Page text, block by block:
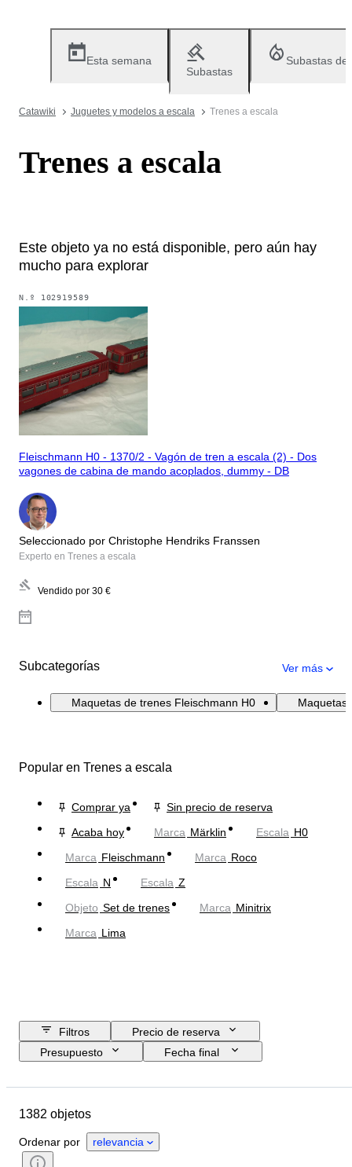
Esta semana
Subastas
Subastas
Catawiki Juguetes y modelos a escala Trenes a escala
Trenes a escala
Este objeto ya no está disponible, pero aún hay
mucho para explorar
N.º 102919589
Fleischmann H0 - 1370/2 - Vagón de tren a escala (2) - Dos
vagones de cabina de mando acoplados, dummy - DB
Seleccionado por Christophe Hendriks Franssen
Experto en Trenes a escala
Vendido por 30 €
Subcategorías Ver más
Maquetas de trenes Fleischmann H0 Maquetas
Popular en Trenes a escala
Comprar ya
Sin precio de reserva
Acaba hoy
Marca Märklin Escala H0
Marca Fleischmann Marca Roco
Escala N Escala Z
Objeto Set de trenes Marca Minitrix
Marca Lima
Filtros
Precio de reserva
Presupuesto
Fecha final
Estado
Escala
Fuente de alimentación
1382 objetos
Ordenar por relevancia